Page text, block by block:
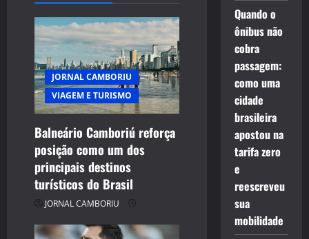
JORNAL CAMBORIU
VIAGEM E TURISMO
Balneário Camboriú reforça
posição como um dos
principais destinos
turísticos do Brasil
JORNAL CAMBORIU
Quando o
ônibus não
cobra
passagem:
como uma
cidade
brasileira
apostou na
tarifa zero
e
reescreveu
sua
mobilidade